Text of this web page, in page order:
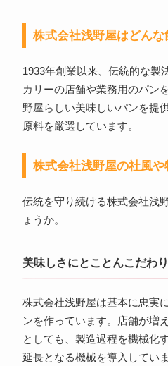
株式会社浅野屋はどんな
1933年創業以来、伝統的な製
カリーの店舗や業務用のパン
野屋らしい美味しいパンを提
原料を厳選しています。
株式会社浅野屋の社風や
伝統を守り続ける株式会社浅
ょうか。
美味しさにとことんこだわ
株式会社浅野屋は基本に忠実
ンを作っています。店舗が増
としても、製造過程を機械化
延長となる機械を導入していま